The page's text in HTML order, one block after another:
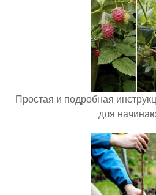
Простая и подробная
для